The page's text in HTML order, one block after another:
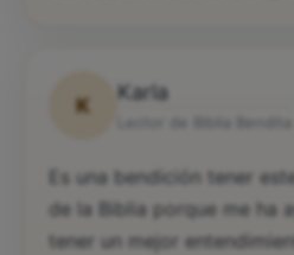
K
Karla
Es una bendición tener
de la Biblia porque me ha
tener un mejor